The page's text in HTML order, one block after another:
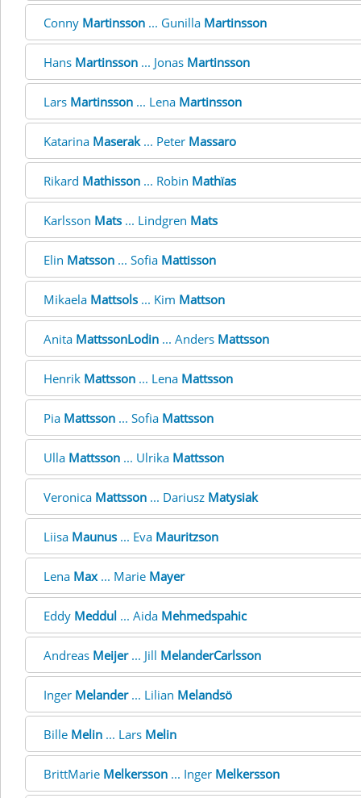
Conny Martinsson ... Gunilla Martinsson
Hans Martinsson ... Jonas Martinsson
Lars Martinsson ... Lena Martinsson
Katarina Maserak... Peter Massaro
Rikard Mathisson ... Robin Mathïas
Karlsson Mats ... Lindgren Mats
Elin Matsson ... Sofia Mattisson
Mikaela Mattsols ... Kim Mattson
Anita MattssonLodin ... Anders Mattsson
Henrik Mattsson ... Lena Mattsson
Pia Mattsson ... Sofia Mattsson
Ulla Mattsson ... Ulrika Mattsson
Veronica Mattsson ... Dariusz Matysiak
Liisa Maunus ... Eva Mauritzson
Lena Max... Marie Mayer
Eddy Meddul ... Aida Mehmedspahic
Andreas Meijer... Jill MelanderCarlsson
Inger Melander... Lilian Melandsö
Bille Melin ... Lars Melin
BrittMarie Melkersson ... Inger Melkersson